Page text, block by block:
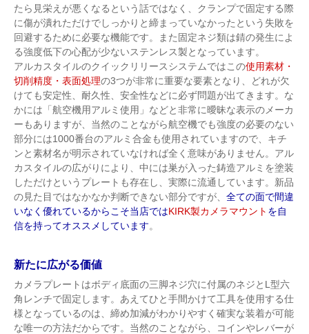
たら見栄えが悪くなるという話ではなく、クランプで固定する際
に傷が潰れただけでしっかりと締まっていなかったという失敗を
回避するために必要な機能です。また固定ネジ類は錆の発生によ
る強度低下の心配が少ないステンレス製となっています。
アルカスタイルのクイックリリースシステムではこの使用素材・
切削精度・表面処理の3つが非常に重要な要素となり、どれが欠
けても安定性、耐久性、安全性などに必ず問題が出てきます。な
かには「航空機用アルミ使用」などと非常に曖昧な表示のメーカ
ーもありますが、当然のことながら航空機でも強度の必要のない
部分には1000番台のアルミ合金も使用されていますので、キチ
ンと素材名が明示されていなければ全く意味がありません。アル
カスタイルの広がりにより、中には巣が入った鋳造アルミを塗装
しただけというプレートも存在し、実際に流通しています。新品
の見た目ではなかなか判断できない部分ですが、 全ての面で間違
いなく優れているからこそ当店ではKIRK製カメラマウント を自
信を持ってオススメしています。
新たに広がる価値
カメラプレートはボディ底面の三脚ネジ穴に付属のネジとL型六
角レンチで固定します。あえてひと手間かけて工具を使用する仕
様となっているのは、締め加減がわかりやすく確実な装着が可能
な唯一の方法だからです。当然のことながら、コインやレバーが